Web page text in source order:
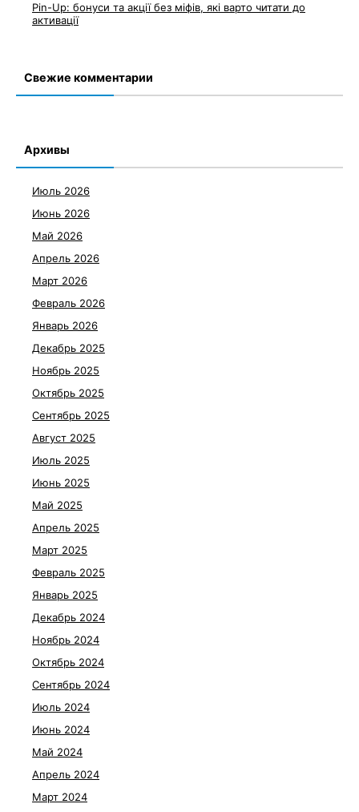
Pin-Up: бонуси та акції без міфів, які варто читати до
активації
Свежие комментарии
Архивы
Июль 2026
Июнь 2026
Май 2026
Апрель 2026
Март 2026
Февраль 2026
Январь 2026
Декабрь 2025
Ноябрь 2025
Октябрь 2025
Сентябрь 2025
Август 2025
Июль 2025
Июнь 2025
Май 2025
Апрель 2025
Март 2025
Февраль 2025
Январь 2025
Декабрь 2024
Ноябрь 2024
Октябрь 2024
Сентябрь 2024
Июль 2024
Июнь 2024
Май 2024
Апрель 2024
Март 2024